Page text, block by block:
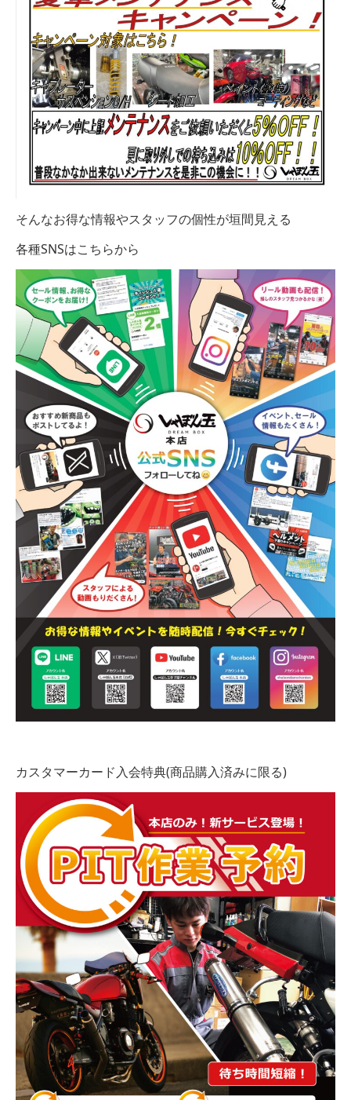
そんなお得な情報やスタッフの個性が垣間見える
各種SNSはこちらから
カスタマーカード入会特典(商品購入済みに限る)